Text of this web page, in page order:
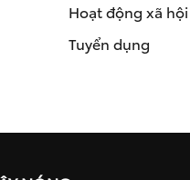
Hoạt động xã hội
Tuyển dụng